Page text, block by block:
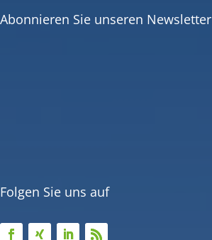
Abonnieren Sie unseren Newsletter
Folgen Sie uns auf